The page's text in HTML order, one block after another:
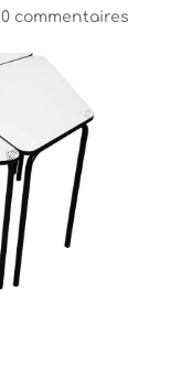
0 commentaires